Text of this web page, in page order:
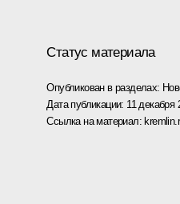
Статус материала
Опубликован в разделах:
Дата публикации: 11 декабря
Ссылка на материал: